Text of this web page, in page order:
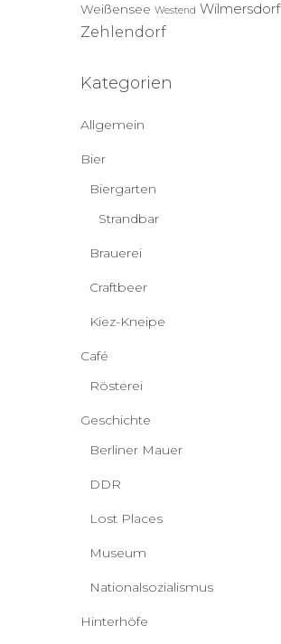
Weißensee Westend Wilmersdorf
Zehlendorf
Kategorien
Allgemein
Bier
Biergarten
Strandbar
Brauerei
Craftbeer
Kiez-Kneipe
Café
Rösterei
Geschichte
Berliner Mauer
DDR
Lost Places
Museum
Nationalsozialismus
Hinterhöfe